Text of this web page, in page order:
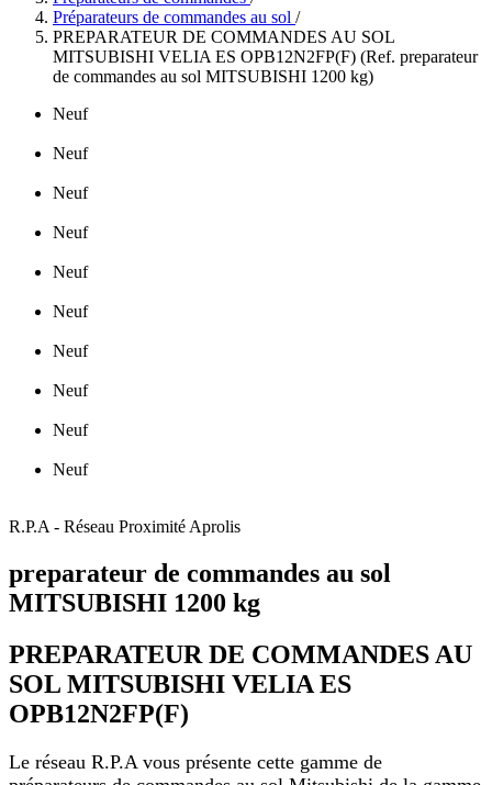
Préparateurs de commandes au sol /
PREPARATEUR DE COMMANDES AU SOL
MITSUBISHI VELIA ES OPB12N2FP(F) (Ref. preparateur
de commandes au sol MITSUBISHI 1200 kg)
Neuf
Neuf
Neuf
Neuf
Neuf
Neuf
Neuf
Neuf
Neuf
Neuf
R.P.A - Réseau Proximité Aprolis
preparateur de commandes au sol
MITSUBISHI 1200 kg
PREPARATEUR DE COMMANDES AU
SOL MITSUBISHI VELIA ES
OPB12N2FP(F)
Le réseau R.P.A vous présente cette gamme de